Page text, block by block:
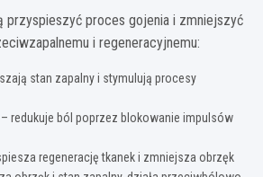
przyspieszyć proces gojenia i zmniejszyć
i regeneracyjnemu:
stan zapalny i stymulują procesy
– redukuje ból poprzez blokowanie impulsów
regenerację tkanek i zmniejsza obrzęk